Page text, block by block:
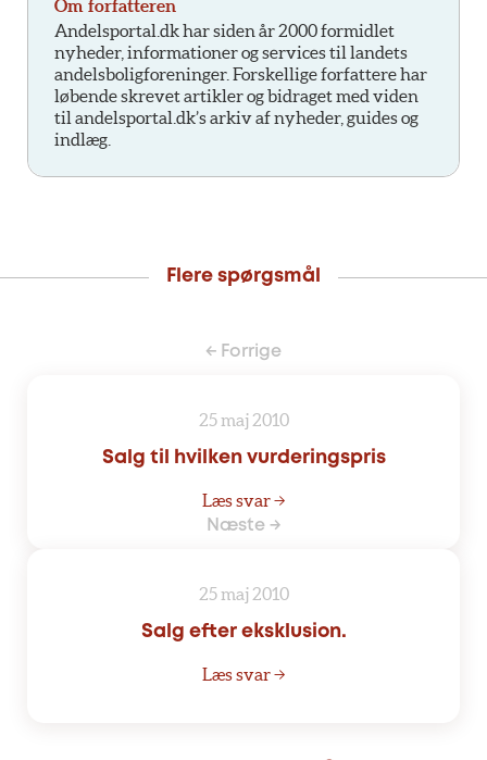
Om forfatteren
Andelsportal.dk har siden år 2000 formidlet
nyheder, informationer og services til landets
andelsboligforeninger. Forskellige forfattere har
løbende skrevet artikler og bidraget med viden
til andelsportal.dk’s arkiv af nyheder, guides og
indlæg.
Flere spørgsmål
← Forrige
25 maj 2010
Salg til hvilken vurderingspris
Læs svar →
Næste →
25 maj 2010
Salg efter eksklusion.
Læs svar →